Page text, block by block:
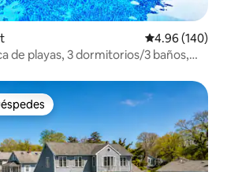
Calificación
4.96 (140)
de playas, 3 dormitorios/3 baños,
entre huéspedes